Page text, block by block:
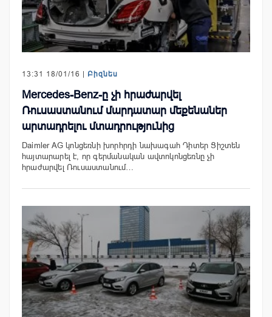
13:31 18/01/16 | Բիզնես
Mercedes-Benz-ը չի հրաժարվել
Ռուսաստանում մարդատար մեքենաներ
արտադրելու մտադրությունից
Daimler AG կոնցեռնի խորհրդի նախագահ Դիտեր Ցիշտեն
հայտարարել է, որ գերմանական ավտոկոնցեռնը չի
հրաժարվել Ռուսաստանում…